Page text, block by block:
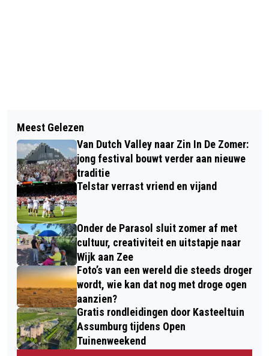
FLINKE ROOKONTWIKKELING BIJ
SCHOORSTEENBRAND IN WOONWIJK
HEEMSKERK
ANISH GIRI BEGINT TATA STEEL
CHESS MET NEDERLAAG
Meest Gelezen
Van Dutch Valley naar Zin In De Zomer:
jong festival bouwt verder aan nieuwe
traditie
Telstar verrast vriend en vijand
Onder de Parasol sluit zomer af met
cultuur, creativiteit en uitstapje naar
Wijk aan Zee
Foto’s van een wereld die steeds droger
wordt, wie kan dat nog met droge ogen
aanzien?
Gratis rondleidingen door Kasteeltuin
Assumburg tijdens Open
Tuinenweekend